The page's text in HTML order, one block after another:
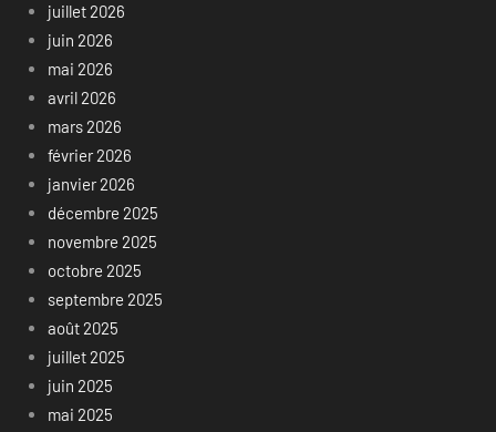
juillet 2026
juin 2026
mai 2026
avril 2026
mars 2026
février 2026
janvier 2026
décembre 2025
novembre 2025
octobre 2025
septembre 2025
août 2025
juillet 2025
juin 2025
mai 2025